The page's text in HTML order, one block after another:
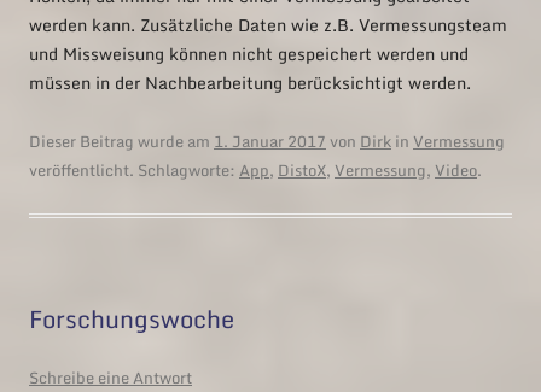
werden kann. Zusätzliche Daten wie z.B. Vermessungsteam
und Missweisung können nicht gespeichert werden und
müssen in der Nachbearbeitung berücksichtigt werden.
Dieser Beitrag wurde am 1. Januar 2017von Dirkin Vermessung
veröffentlicht. Schlagworte:App, DistoX, Vermessung, Video.
Forschungswoche
Schreibe eine Antwort